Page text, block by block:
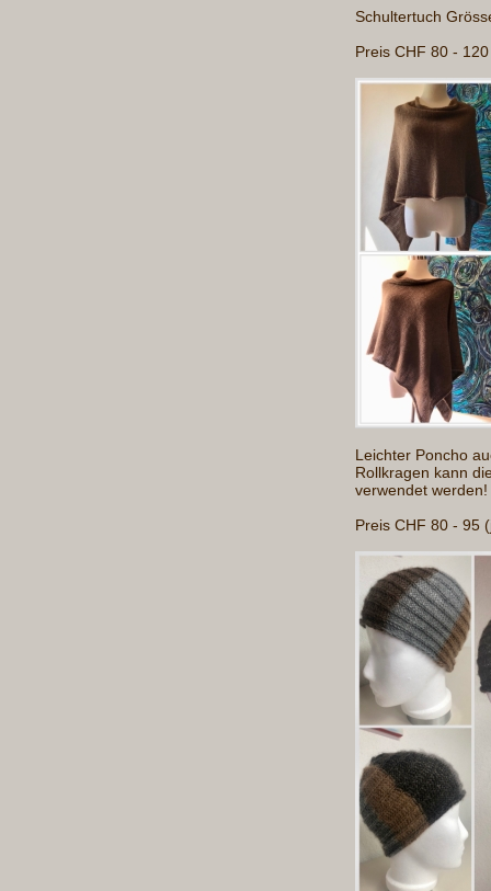
Schultertuch
Preis CHF 80 -
Leichter Poncho
Rollkragen kann
verwendet werden!
Preis CHF 80 - 95